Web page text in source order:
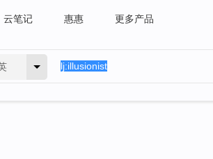
云笔记 惠惠 更多产品